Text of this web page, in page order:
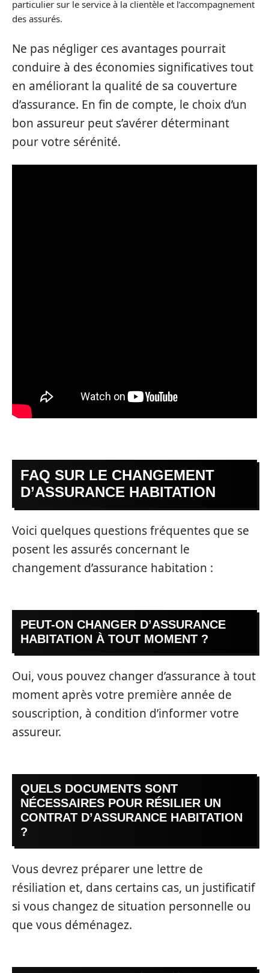
particulier sur le service à la clientèle et l’accompagnement
des assurés.
Ne pas négliger ces avantages pourrait
conduire à des économies significatives tout
en améliorant la qualité de sa couverture
d’assurance. En fin de compte, le choix d’un
bon assureur peut s’avérer déterminant
pour votre sérénité.
FAQ SUR LE CHANGEMENT
D’ASSURANCE HABITATION
Voici quelques questions fréquentes que se
posent les assurés concernant le
changement d’assurance habitation :
PEUT-ON CHANGER D’ASSURANCE
HABITATION À TOUT MOMENT ?
Oui, vous pouvez changer d’assurance à tout
moment après votre première année de
souscription, à condition d’informer votre
assureur.
QUELS DOCUMENTS SONT
NÉCESSAIRES POUR RÉSILIER UN
CONTRAT D’ASSURANCE HABITATION
?
Vous devrez préparer une lettre de
résiliation et, dans certains cas, un justificatif
si vous changez de situation personnelle ou
que vous déménagez.